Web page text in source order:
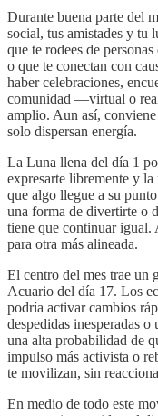
Durante buena parte del
social, tus amistades y tu
que te rodees de
o que te conectan con
haber celebraciones,
comunidad —virtual o
amplio. Aun así,
solo dispersan energía.
La Luna llena del día 1
expresarte libremente y
que algo llegue a su
una forma de divertirte o
tiene que continuar igual.
para otra más alineada.
El centro del mes trae un
Acuario del día 17. Los
podría activar cambios
despedidas inesperadas
una alta probabilidad de
impulso más activista o
te movilizan, sin
En medio de todo este